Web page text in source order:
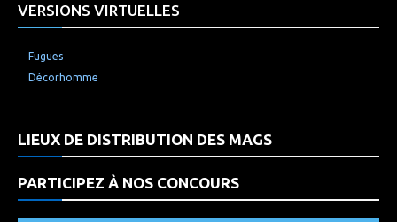
VERSIONS VIRTUELLES
Fugues
Décorhomme
LIEUX DE DISTRIBUTION DES MAGS
PARTICIPEZ À NOS CONCOURS